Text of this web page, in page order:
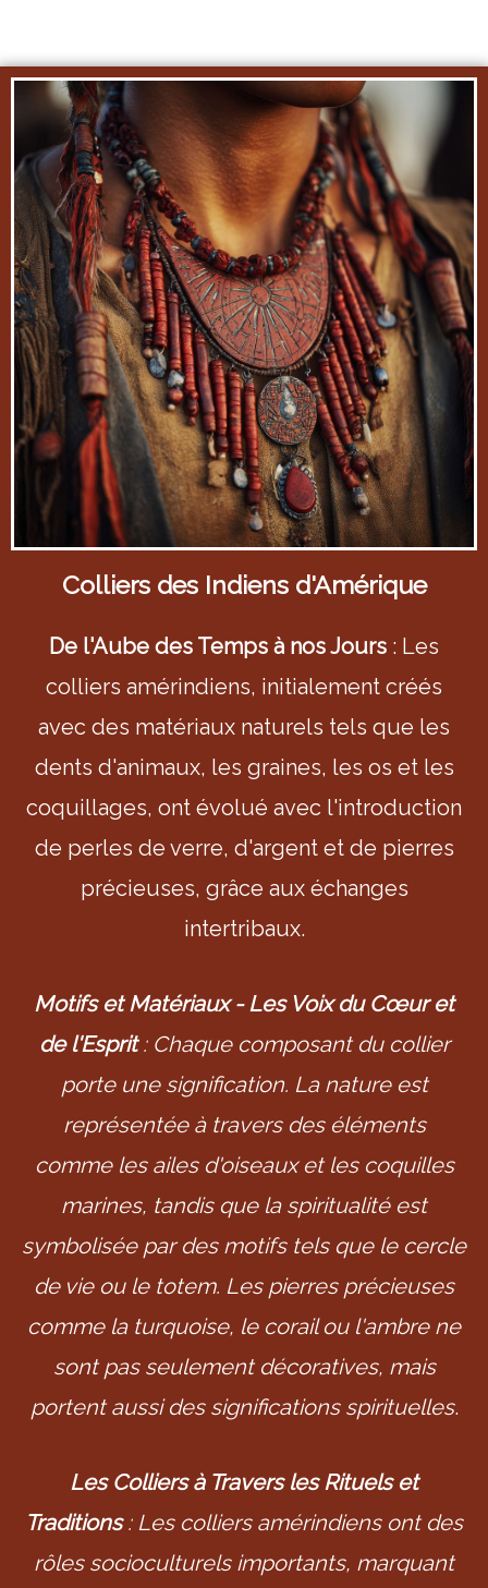
Colliers des Indiens d'Amérique
De l'Aube des Temps à nos Jours : Les
colliers amérindiens, initialement créés
avec des matériaux naturels tels que les
dents d'animaux, les graines, les os et les
coquillages, ont évolué avec l'introduction
de perles de verre, d'argent et de pierres
précieuses, grâce aux échanges
intertribaux.
Motifs et Matériaux - Les Voix du Cœur et
de l'Esprit: Chaque composant du collier
porte une signification. La nature est
représentée à travers des éléments
comme les ailes d'oiseaux et les coquilles
marines, tandis que la spiritualité est
symbolisée par des motifs tels que le cercle
de vie ou le totem. Les pierres précieuses
comme la turquoise, le corail ou l'ambre ne
sont pas seulement décoratives, mais
portent aussi des significations spirituelles.
Les Colliers à Travers les Rituels et
Traditions: Les colliers amérindiens ont des
rôles socioculturels importants, marquant